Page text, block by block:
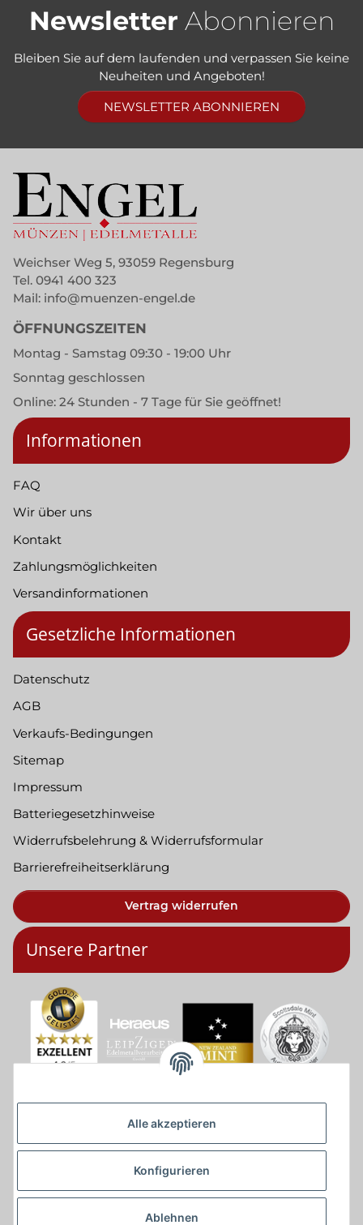
Alle akzeptieren
Konfigurieren
Ablehnen
Newsletter Abonnieren
Bleiben Sie auf dem laufenden und verpassen Sie keine
Neuheiten und Angeboten!
NEWSLETTER ABONNIEREN
Weichser Weg 5, 93059 Regensburg
Tel. 0941 400 323
Mail: info@muenzen-engel.de
ÖFFNUNGSZEITEN
Montag - Samstag 09:30 - 19:00 Uhr
Sonntag geschlossen
Online: 24 Stunden - 7 Tage für Sie geöffnet!
Informationen
FAQ
Wir über uns
Kontakt
Zahlungsmöglichkeiten
Versandinformationen
Gesetzliche Informationen
Datenschutz
AGB
Verkaufs-Bedingungen
Sitemap
Impressum
Batteriegesetzhinweise
Widerrufsbelehrung & Widerrufsformular
Barrierefreiheitserklärung
Vertrag widerrufen
Unsere Partner